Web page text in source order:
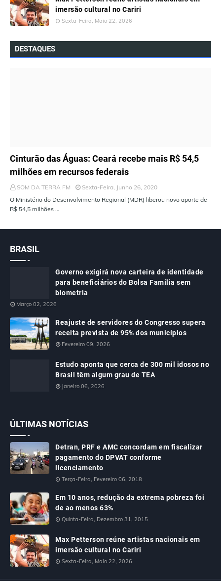
imersão cultural no Cariri
Sexta-Feira, Maio 22, 2026
DESTAQUES
ÚLTIMAS NOTÍCIAS
Cinturão das Águas: Ceará recebe mais R$ 54,5
milhões em recursos federais
SOM DA TERRA FM
Sexta-Feira, Junho 26, 2020
O Ministério do Desenvolvimento Regional (MDR) liberou novo aporte de
R$ 54,5 milhões …
BRASIL
Governo exigirá nova carteira de identidade
para beneficiários do Bolsa Família sem
biometria
Março 02, 2026
Reajuste de servidores do Congresso supera
receita prevista de 95% dos municípios
Fevereiro 09, 2026
Estudo aponta que cerca de 300 mil idosos no
Brasil têm algum grau de TEA
Janeiro 06, 2026
ÚLTIMAS NOTÍCIAS
Detran, PRF e AMC concordam em fiscalizar
pagamento do DPVAT conforme
licenciamento
Terça-Feira, Fevereiro 06, 2018
Em 10 anos, redução da extrema pobreza foi
de ao menos 63%
Quinta-Feira, Dezembro 31, 2015
Max Petterson reúne artistas nacionais em
imersão cultural no Cariri
Sexta-Feira, Maio 22, 2026